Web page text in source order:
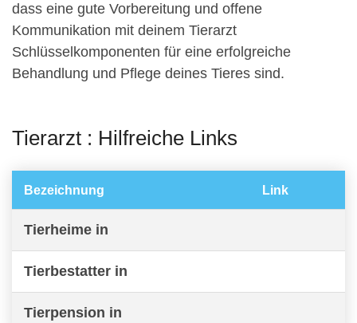
dass eine gute Vorbereitung und offene
Kommunikation mit deinem Tierarzt
Schlüsselkomponenten für eine erfolgreiche
Behandlung und Pflege deines Tieres sind.
Tierarzt : Hilfreiche Links
Bezeichnung Link
Tierheime in
Tierbestatter in
Tierpension in